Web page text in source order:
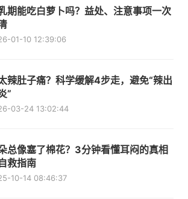
期能吃白萝卜吗？益处、注意事项一次
01-10 12:39:06
辣肚子痛？科学缓解4步走，避免“辣出
”
03-24 13:02:44
总像塞了棉花？3分钟看懂耳闷的真相
救指南
10-14 08:46:37